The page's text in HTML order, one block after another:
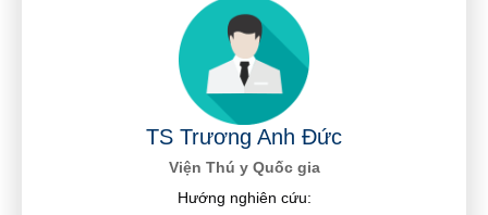
TS Trương Anh Đức
Viện Thú y Quốc gia
Hướng nghiên cứu: